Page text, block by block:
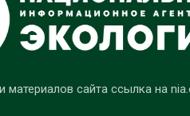
материалов сайта ссылка на